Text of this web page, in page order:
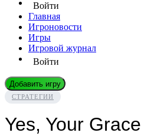
Войти
Главная
Игроновости
Игры
Игровой журнал
Войти
Добавить игру
СТРАТЕГИИ
Yes, Your Grace